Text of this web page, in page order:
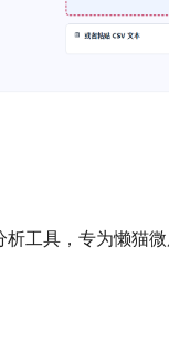
析工具，专为懒猫微